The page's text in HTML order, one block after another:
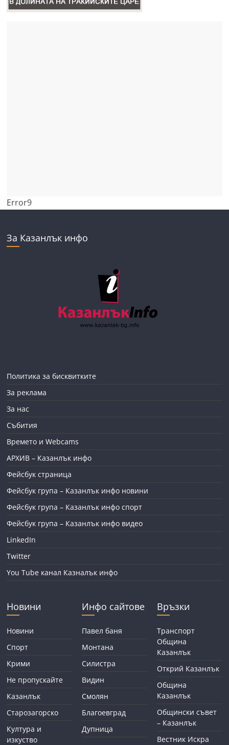
Error9
За Казанлък инфо
Политика за бисквитките
За реклама
За нас
Събития
Времето и Webcams
АРХИВ – Казанлък инфо
Фейсбук страница
Фейсбук група – Казанлък инфо новини
Фейсбук група – Казанлък инфо спорт
Фейсбук група – Казанлък инфо видео
LinkedIn
Twitter
You Tube канал Казналък инфо
Новини
Новини
Спорт
Крими
Не пропускайте
Казанлък
Старозагорско
Култура и
изкуство
Инфо сайтове
Павел баня
Монтана
Силистра
Видин
Смолян
Благоевград
Дупница
Връзки
Транспорт
Община
Казанлък
Открий Казанлък
Община
Казанлък
Общински съвет
– Казанлък
Вестник Искра